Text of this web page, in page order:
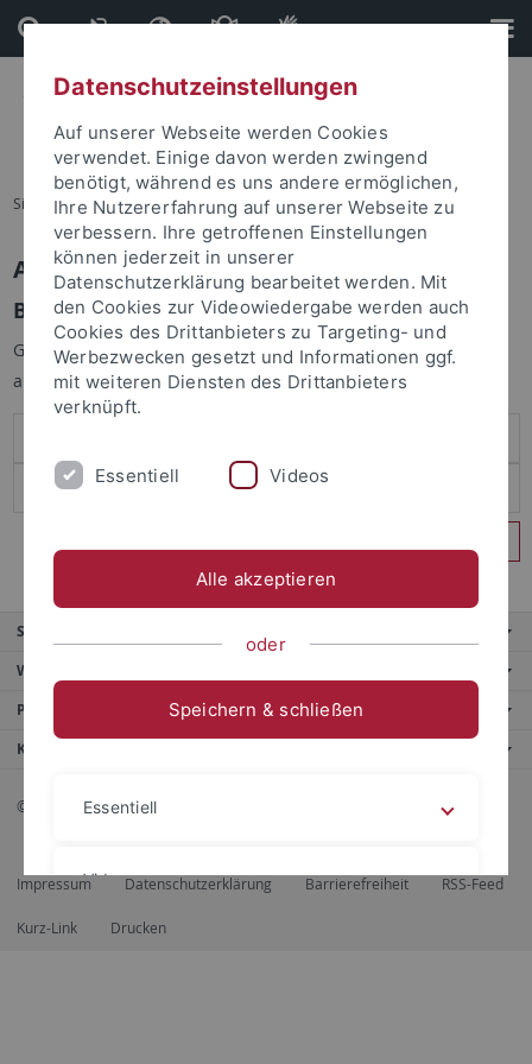
Direkt
zum
Inhalt
Direkt
zur
Fußleiste
Sie sind hier: Startseite
Anmelden
Benutzeranmeldung
Geben Sie Ihren Benutzernamen und Ihr Passwort an um sich
anzumelden:
Service
Weitere Angebote
Portale
Kontaktinfo
© 2026 Eberhard Karls Universität Tübingen, Tübingen
Impressum Datenschutzerklärung Barrierefreiheit RSS-Feed
Kurz-Link Drucken
Datenschutzeinstellungen
Auf unserer Webseite werden Cookies
verwendet. Einige davon werden zwingend
benötigt, während es uns andere ermöglichen,
Ihre Nutzererfahrung auf unserer Webseite zu
verbessern. Ihre getroffenen Einstellungen
können jederzeit in unserer
Datenschutzerklärung bearbeitet werden. Mit
den Cookies zur Videowiedergabe werden auch
Cookies des Drittanbieters zu Targeting- und
Werbezwecken gesetzt und Informationen ggf.
mit weiteren Diensten des Drittanbieters
verknüpft.
Essentiell Videos
Alle akzeptieren
oder
Speichern & schließen
Essentiell
Videos